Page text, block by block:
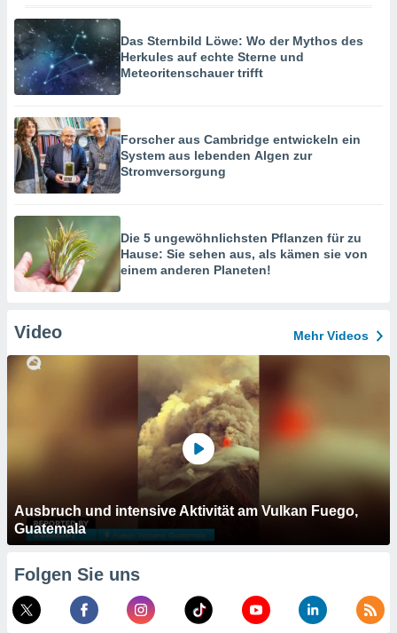
Das Sternbild Löwe: Wo der Mythos des
Herkules auf echte Sterne und
Meteoritenschauer trifft
Forscher aus Cambridge entwickeln ein
System aus lebenden Algen zur
Stromversorgung
Die 5 ungewöhnlichsten Pflanzen für zu
Hause: Sie sehen aus, als kämen sie von
einem anderen Planeten!
Video Mehr Videos
Ausbruch und intensive Aktivität am Vulkan Fuego,
Guatemala
Folgen Sie uns